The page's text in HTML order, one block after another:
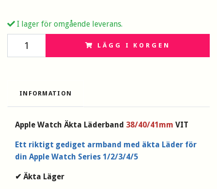
I lager för omgående leverans.
LÄGG I KORGEN
INFORMATION
Apple Watch Äkta Läderband 38/40/41mm VIT
Ett riktigt gediget armband med äkta Läder för
din Apple Watch Series 1/2/3/4/5
✔ Äkta Läger